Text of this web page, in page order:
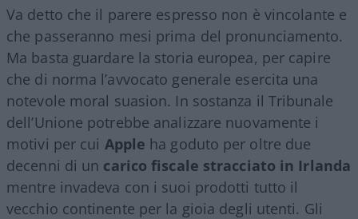
Va detto che il parere espresso non è vincolante e
che passeranno mesi prima del pronunciamento.
Ma basta guardare la storia europea, per capire
che di norma l’avvocato generale esercita una
notevole moral suasion. In sostanza il Tribunale
dell’Unione potrebbe analizzare nuovamente i
motivi per cui Apple ha goduto per oltre due
decenni di un carico fiscale stracciato in Irlanda
mentre invadeva con i suoi prodotti tutto il
vecchio continente per la gioia degli utenti. Gli